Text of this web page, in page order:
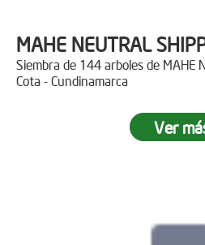
MAHE NEUTRAL
Siembra de 144 arboles de MAHE
Cota - Cundinamarca
Ver